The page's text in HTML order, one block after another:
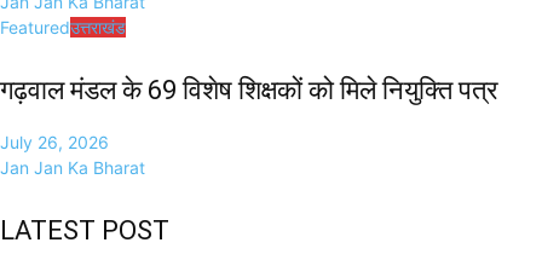
Featuredउत्तराखंड
गढ़वाल मंडल के 69 विशेष शिक्षकों को मिले नियुक्ति पत्र
July 26, 2026
Jan Jan Ka Bharat
LATEST POST